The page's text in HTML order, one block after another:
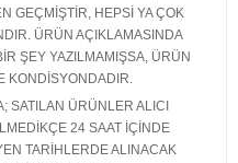
GEÇMİŞTİR, HEPSİ YA ÇOK
ÜRÜN AÇIKLAMASINDA
ŞEY YAZILMAMIŞSA, ÜRÜN
KONDİSYONDADIR.
SATILAN ÜRÜNLER ALICI
24 SAAT İÇİNDE
TARİHLERDE ALINACAK